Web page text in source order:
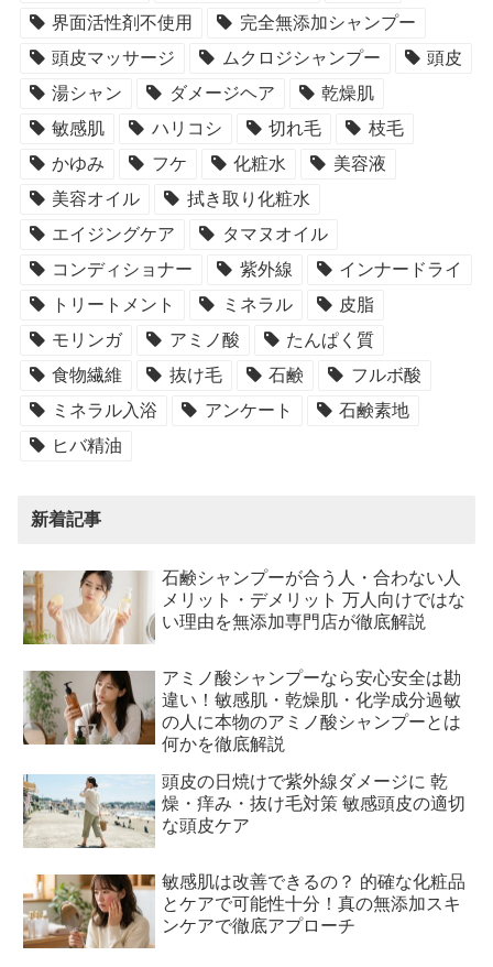
界面活性剤不使用
完全無添加シャンプー
頭皮マッサージ
ムクロジシャンプー
頭皮
湯シャン
ダメージヘア
乾燥肌
敏感肌
ハリコシ 切れ毛
枝毛
かゆみ
フケ 化粧水
美容液
美容オイル
拭き取り化粧水
エイジングケア
タマヌオイル
コンディショナー
紫外線
インナードライ
トリートメント
ミネラル
皮脂
モリンガ
アミノ酸
たんぱく質
食物繊維
抜け毛 石鹸
フルボ酸
ミネラル入浴
アンケート
石鹸素地
ヒバ精油
新着記事
石鹸シャンプーが合う人・合わない人
メリット・デメリット 万人向けではな
い理由を無添加専門店が徹底解説
アミノ酸シャンプーなら安心安全は勘
違い！敏感肌・乾燥肌・化学成分過敏
の人に本物のアミノ酸シャンプーとは
何かを徹底解説
頭皮の日焼けで紫外線ダメージに 乾
燥・痒み・抜け毛対策 敏感頭皮の適切
な頭皮ケア
敏感肌は改善できるの？ 的確な化粧品
とケアで可能性十分！真の無添加スキ
ンケアで徹底アプローチ